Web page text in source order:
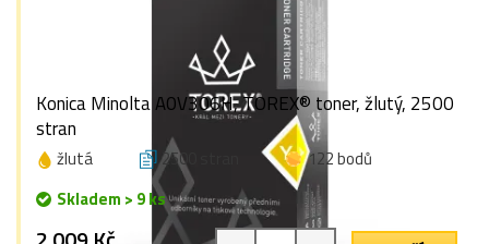
Konica Minolta A0V306H, TOREX® toner, žlutý, 2500
stran
žlutá 2500 stran
122 bodů
Skladem > 9 ks